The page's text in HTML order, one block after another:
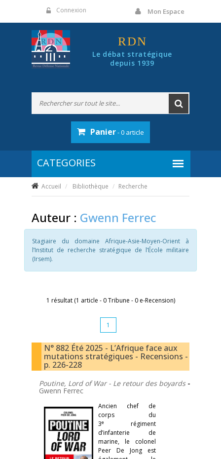
Connexion Mon Espace
RDN
Le débat stratégique
depuis 1939
Panier- 0 article
Accueil Bibliothèque Recherche
Auteur : Gwenn Ferrec
Stagiaire du domaine Afrique-Asie-Moyen-Orient à
l’Institut de recherche stratégique de l’École militaire
(Irsem).
1 résultat (1 article - 0 Tribune - 0 e-Recension)
1
N° 882 Été 2025 - L’Afrique face aux
mutations stratégiques - Recensions -
p. 226-228
Poutine, Lord of War - Le retour des boyards -
Gwenn Ferrec
Ancien chef de
corps du
3e
régiment
d’infanterie de
marine, le colonel
Peer De Jong est